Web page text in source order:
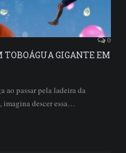
0
TOBOÁGUA GIGANTE EM
ao passar pela ladeira da
imagina descer essa…